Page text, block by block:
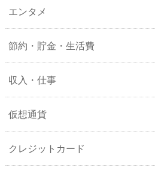
エンタメ
節約・貯金・生活費
収入・仕事
仮想通貨
クレジットカード